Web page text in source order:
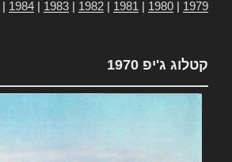
1979
1980
1981
1982
1983
1984
קטלוג ג'יפ 1970